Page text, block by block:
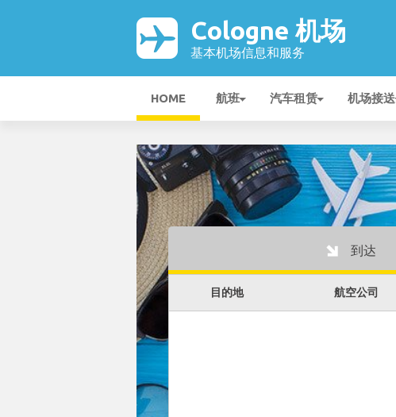
Cologne 机场
基本机场信息和服务
HOME 航班 汽车租赁 机场接送
到达
目的地 航空公司